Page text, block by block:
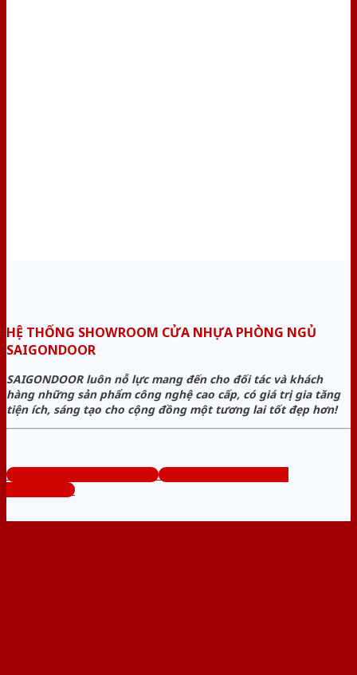
HỆ THỐNG SHOWROOM CỬA NHỰA PHÒNG NGỦ
SAIGONDOOR
SAIGONDOOR luôn nỗ lực mang đến cho đối tác và khách
hàng những sản phẩm công nghệ cao cấp, có giá trị gia tăng
tiện ích, sáng tạo cho cộng đồng một tương lai tốt đẹp hơn!
www.cuanhuaphongngu.com
Tổng đài tư vấn miễn phí:
0824.400.400